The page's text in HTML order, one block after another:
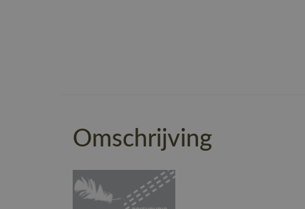
Omschrijving